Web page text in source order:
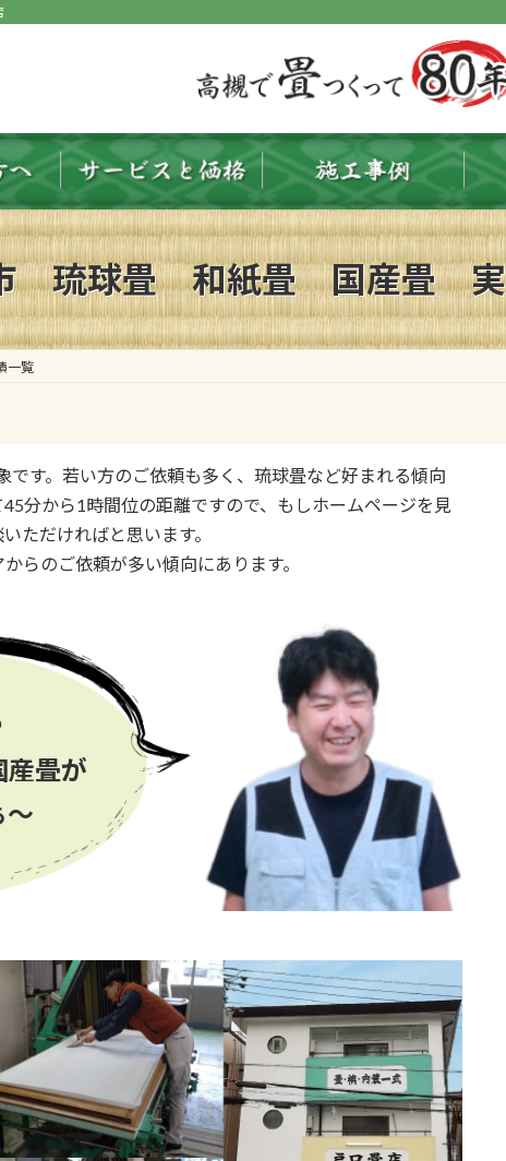
琉球畳 和紙畳 国産畳 実
一覧
す。若い方のご依頼も多く、琉球畳など好まれる傾向
分から1時間位の距離ですので、もしホームページを見
ただければと思います。
らのご依頼が多い傾向にあります。
産畳が
〜